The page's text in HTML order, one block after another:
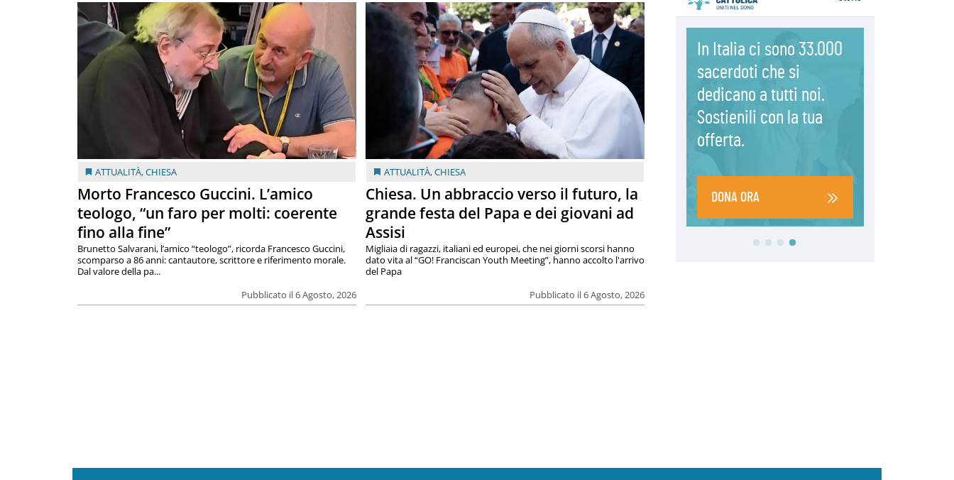
ATTUALITÀ,CHIESA
Morto Francesco Guccini. L’amico
teologo, “un faro per molti: coerente
fino alla fine”
Pubblicato il 6 Agosto, 2026
Brunetto Salvarani, l’amico “teologo”, ricorda Francesco Guccini,
scomparso a 86 anni: cantautore, scrittore e riferimento morale.
Dal valore della pa...
ATTUALITÀ,CHIESA
Chiesa. Un abbraccio verso il futuro, la
grande festa del Papa e dei giovani ad
Assisi
Pubblicato il 6 Agosto, 2026
Migliaia di ragazzi, italiani ed europei, che nei giorni scorsi hanno
dato vita al “GO! Franciscan Youth Meeting”, hanno accolto l'arrivo
del Papa